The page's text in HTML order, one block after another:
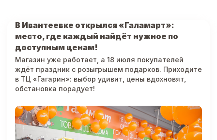
В Ивантеевке открылся «Галамарт»:
место, где каждый найдёт нужное по
доступным ценам!
Магазин уже работает, а 18 июля покупателей
ждёт праздник с розыгрышем подарков. Приходите
в ТЦ «Гагарин»: выбор удивит, цены вдохновят,
обстановка порадует!